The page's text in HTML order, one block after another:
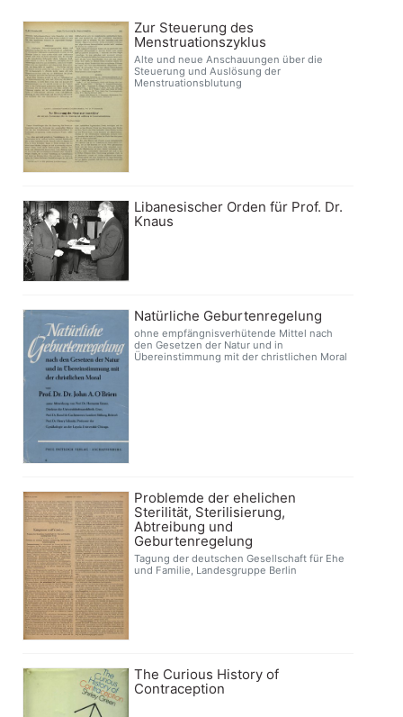
Zur Steuerung des
Menstruationszyklus
Alte und neue Anschauungen über die
Steuerung und Auslösung der
Menstruationsblutung
Libanesischer Orden für Prof. Dr.
Knaus
Natürliche Geburtenregelung
ohne empfängnisverhütende Mittel nach
den Gesetzen der Natur und in
Übereinstimmung mit der christlichen Moral
Problemde der ehelichen
Sterilität, Sterilisierung,
Abtreibung und
Geburtenregelung
Tagung der deutschen Gesellschaft für Ehe
und Familie, Landesgruppe Berlin
The Curious History of
Contraception